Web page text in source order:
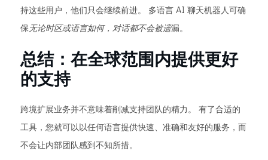
持这些用户，他们只会继续前进。 多语言 AI 聊天机器人可确
保无论时区或语言如何，对话都不会被遗漏。
总结：在全球范围内提供更好
的支持
跨境扩展业务并不意味着削减支持团队的精力。 有了合适的
工具，您就可以以任何语言提供快速、准确和友好的服务，而
不会让内部团队感到不知所措。